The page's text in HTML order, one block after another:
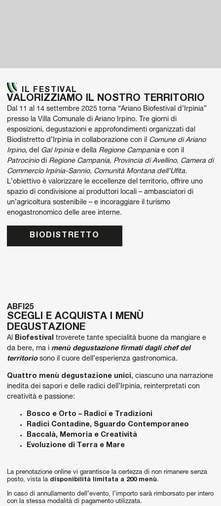
IL FESTIVAL
VALORIZZIAMO IL NOSTRO TERRITORIO
Dal 11 al 14 settembre 2025torna “Ariano Biofestival d’Irpinia”
presso la Villa Comunale di Ariano Irpino. Tre giorni di
esposizioni, degustazioni e approfondimentiorganizzati dal
Biodistretto d’Irpinia in collaborazione con il Comune di Ariano
Irpino,del Gal Irpinia e della Regione Campaniae con il
Patrocinio di Regione Campania, Provincia di Avellino, Camera di
Commercio Irpinia-Sannio, Comunità Montana dell’Ufita.
L’obiettivo è valorizzare le eccellenze del territorio, offrire uno
spazio di condivisione ai produttori locali – ambasciatori di
un’agricoltura sostenibile – e incoraggiare il turismo
enogastronomico delle aree interne.
BIODISTRETTO
ABFI25
SCEGLI E ACQUISTA I MENÙ
DEGUSTAZIONE
Al Biofestival troverete tante specialità buone da mangiare e
da bere, ma i menù degustazione firmati dagli chef del
territoriosono il cuore dell’esperienza gastronomica.
Quattro menù degustazione unici, ciascuno una narrazione
inedita dei sapori e delle radici dell’Irpinia, reinterpretati con
creatività e passione:
Bosco e Orto – Radici e Tradizioni
Radici Contadine, Sguardo Contemporaneo
Baccalà, Memoria e Creatività
Evoluzione di Terra e Mare
La prenotazione online vi garantisce la certezza di non rimanere senza
posto, vista la disponibilità limitata a 200 menù.
In caso di annullamento dell’evento, l’importo sarà rimborsato per intero
con la stessa modalità di pagamento utilizzata.